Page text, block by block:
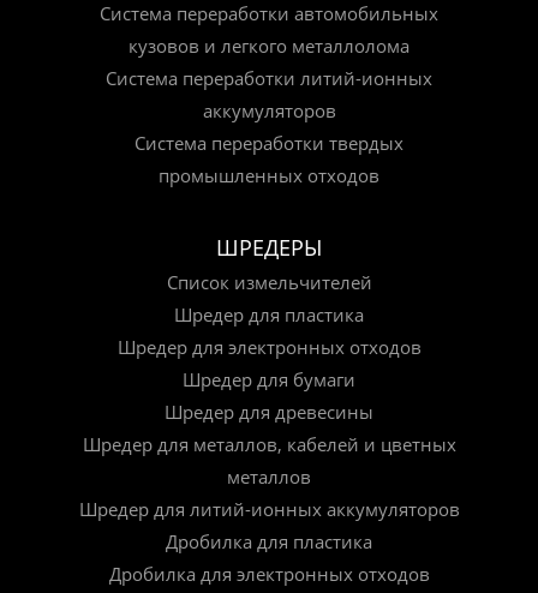
Система переработки автомобильных
кузовов и легкого металлолома
Система переработки литий-ионных
аккумуляторов
Система переработки твердых
промышленных отходов
ШРЕДЕРЫ
Список измельчителей
Шредер для пластика
Шредер для электронных отходов
Шредер для бумаги
Шредер для древесины
Шредер для металлов, кабелей и цветных
металлов
Шредер для литий-ионных аккумуляторов
Дробилка для пластика
Дробилка для электронных отходов